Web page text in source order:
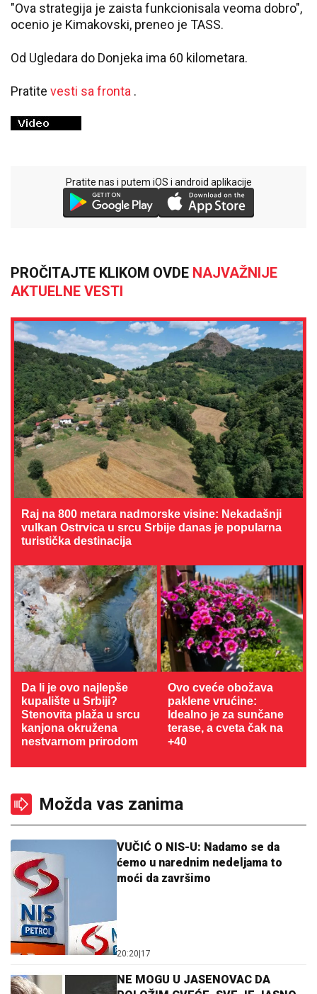
"Ova strategija je zaista funkcionisala veoma dobro",
ocenio je Kimakovski, preneo je TASS.
Od Ugledara do Donjeka ima 60 kilometara.
Pratite vesti sa fronta .
Pratite nas i putem iOS i android aplikacije
PROČITAJTE KLIKOM OVDE NAJVAŽNIJE
AKTUELNE VESTI
Raj na 800 metara nadmorske visine: Nekadašnji
vulkan Ostrvica u srcu Srbije danas je popularna
turistička destinacija
Da li je ovo najlepše
kupalište u Srbiji?
Stenovita plaža u srcu
kanjona okružena
nestvarnom prirodom
Ovo cveće obožava
paklene vrućine:
Idealno je za sunčane
terase, a cveta čak na
+40
Možda vas zanima
VUČIĆ O NIS-U: Nadamo se da
ćemo u narednim nedeljama to
moći da završimo
20:20 17
NE MOGU U JASENOVAC DA